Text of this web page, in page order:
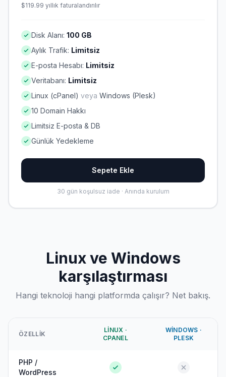
$119.99 yıllık faturalandırılır
Disk Alanı: 100 GB
Aylık Trafik: Limitsiz
E-posta Hesabı: Limitsiz
Veritabanı: Limitsiz
Linux (cPanel) veya Windows (Plesk)
10 Domain Hakkı
Limitsiz E-posta & DB
Günlük Yedekleme
Sepete Ekle
30 gün koşulsuz iade · Anında kurulum
Linux ve Windows
karşılaştırması
Hangi teknoloji hangi platformda çalışır? Net bakış.
ÖZELLIK
LINUX ·
CPANEL
WINDOWS ·
PLESK
PHP /
WordPress